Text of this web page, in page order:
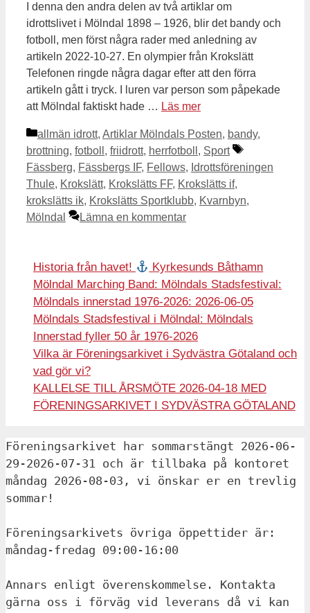
I denna den andra delen av två artiklar om
idrottslivet i Mölndal 1898 – 1926, blir det bandy och
fotboll, men först några rader med anledning av
artikeln 2022-10-27. En olympier från Krokslätt
Telefonen ringde några dagar efter att den förra
artikeln gått i tryck. I luren var person som påpekade
att Mölndal faktiskt hade … Läs mer
Kategorier
allmän idrott, Artiklar Mölndals Posten, bandy,
brottning, fotboll , friidrott, herrfotboll , Sport
Etiketter
Fässberg, Fässbergs IF, Fellows, Idrottsföreningen
Thule, Krokslätt, Krokslätts FF, Krokslätts if,
krokslätts ik, Krokslätts Sportklubb, Kvarnbyn,
Mölndal
Lämna en kommentar
Historia från havet!
Kyrkesunds Båthamn
Mölndal Marching Band: Mölndals Stadsfestival:
Mölndals innerstad 1976-2026: 2026-06-05
Mölndals Stadsfestival i Mölndal: Mölndals
Innerstad fyller 50 år 1976-2026
Vilka är Föreningsarkivet i Sydvästra Götaland och
vad gör vi?
KALLELSE TILL ÅRSMÖTE 2026-04-18 MED
FÖRENINGSARKIVET I SYDVÄSTRA GÖTALAND
Föreningsarkivet har sommarstängt 2026-06-
29-2026-07-31 och är tillbaka på kontoret
måndag 2026-08-03, vi önskar er en trevlig
sommar!
Föreningsarkivets övriga öppettider är:
måndag-fredag 09:00-16:00
Annars enligt överenskommelse. Kontakta
gärna oss i förväg vid leverans då vi kan